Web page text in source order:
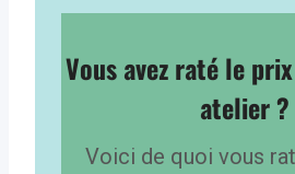
Vous avez raté le
atelier ?
Voici de quoi vous